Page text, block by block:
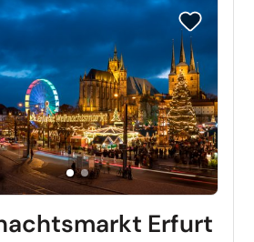
Reise auf
Erfurt